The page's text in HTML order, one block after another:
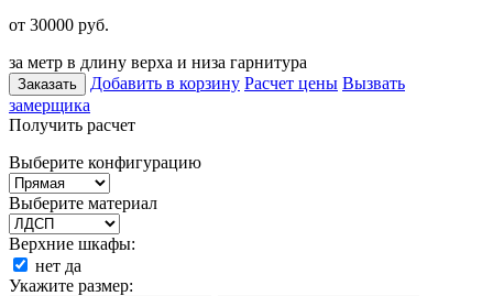
от 30000 руб.
за метр в длину верха и низа гарнитура
Заказать Добавить в корзину Расчет цены Вызвать
замерщика
Получить расчет
Выберите конфигурацию
Выберите материал
Верхние шкафы:
нет да
Укажите размер: